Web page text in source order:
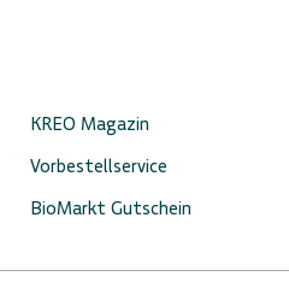
KREO Magazin
Vorbestellservice
BioMarkt Gutschein